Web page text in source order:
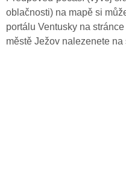
oblačnosti) na mapě si
portálu Ventusky na stránce
městě Ježov nalezenete na